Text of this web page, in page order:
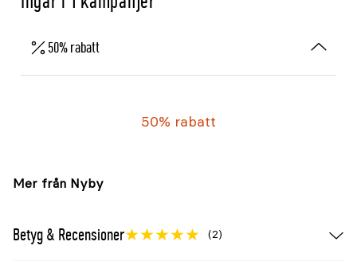
50% rabatt
50% rabatt
Mer från Nyby
Betyg & Recensioner (2)